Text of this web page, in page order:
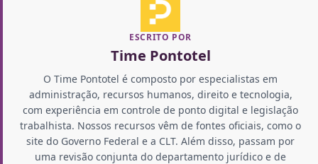
ESCRITO POR
Time Pontotel
O Time Pontotel é composto por especialistas em
administração, recursos humanos, direito e tecnologia,
com experiência em controle de ponto digital e legislação
trabalhista. Nossos recursos vêm de fontes oficiais, como o
site do Governo Federal e a CLT. Além disso, passam por
uma revisão conjunta do departamento jurídico e de